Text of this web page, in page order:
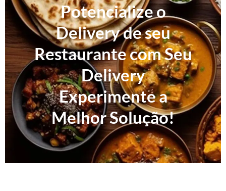
Potencialize o
Delivery de seu
Restaurante com Seu
Delivery
Experimente a
Melhor Solução!